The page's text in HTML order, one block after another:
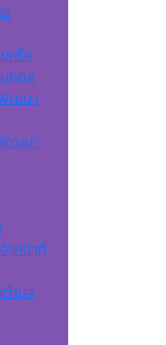
หรือ
คคล
พัฒนา
พัฒนา
าหน้าที่
ตำบล